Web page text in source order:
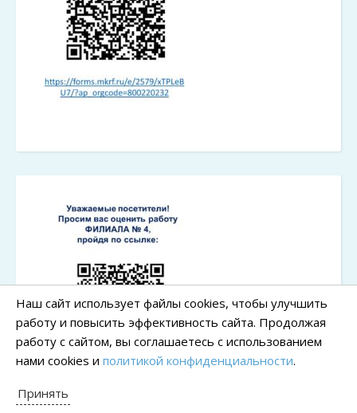
Наш сайт использует файлы cookies, чтобы улучшить
работу и повысить эффективность сайта. Продолжая
работу с сайтом, вы соглашаетесь с использованием
нами cookies и политикой конфиденциальности.
Принять